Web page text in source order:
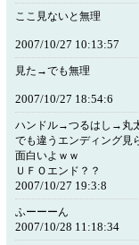
ここ見ないと無理
2007/10/27 10:13:57
見た→でも無理
2007/10/27 18:54:6
ハンドル→つるはし→丸
でも違うエンディング見
面白いよｗｗ
ＵＦＯエンド？？
2007/10/27 19:3:8
ふーーーん
2007/10/28 11:18:34